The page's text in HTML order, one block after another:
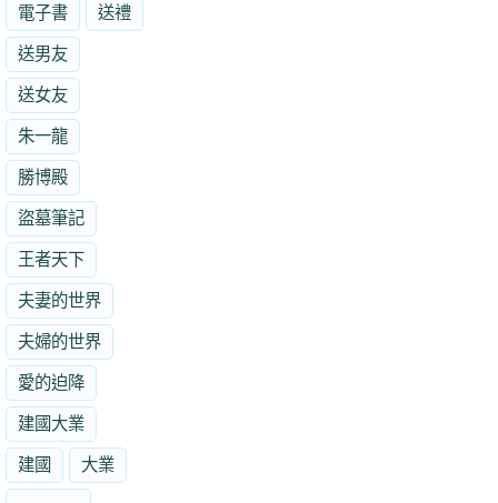
電子書 送禮
送男友
送女友
朱一龍
勝博殿
盜墓筆記
王者天下
夫妻的世界
夫婦的世界
愛的迫降
建國大業
建國 大業